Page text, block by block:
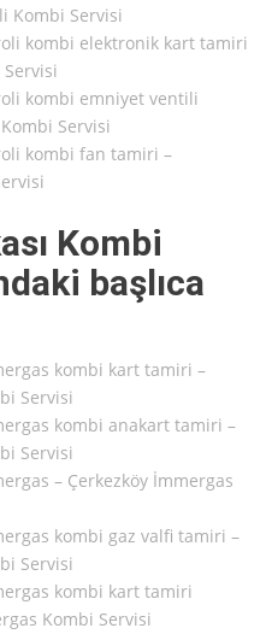
Kombi Servisi
kombi elektronik kart tamiri
kombi emniyet ventili
Servisi
kombi fan tamiri –
Kombi
başlıca
kombi kart tamiri –
Servisi
kombi anakart tamiri –
Servisi
– Çerkezköy İmmergas
kombi gaz valfi tamiri –
Servisi
kombi kart tamiri
Kombi Servisi